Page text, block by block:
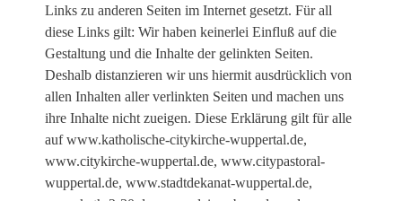
Links zu anderen Seiten im Internet gesetzt. Für all
diese Links gilt: Wir haben keinerlei Einfluß auf die
Gestaltung und die Inhalte der gelinkten Seiten.
Deshalb distanzieren wir uns hiermit ausdrücklich von
allen Inhalten aller verlinkten Seiten und machen uns
ihre Inhalte nicht zueigen. Diese Erklärung gilt für alle
auf www.katholische-citykirche-wuppertal.de,
www.citykirche-wuppertal.de, www.citypastoral-
wuppertal.de, www.stadtdekanat-wuppertal.de,